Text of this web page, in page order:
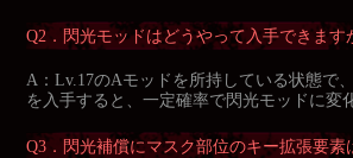
Q2．閃光モッドはどうやって入手できます
A：Lv.17のAモッドを所持している状態で
を入手すると、一定確率で閃光モッドに変
Q3．閃光補償にマスク部位のキー拡張要素